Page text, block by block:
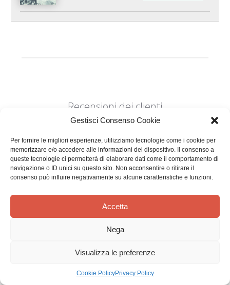
Gestisci Consenso Cookie
Per fornire le migliori esperienze, utilizziamo tecnologie come i cookie per
memorizzare e/o accedere alle informazioni del dispositivo. Il consenso a
queste tecnologie ci permetterà di elaborare dati come il comportamento di
navigazione o ID unici su questo sito. Non acconsentire o ritirare il
consenso può influire negativamente su alcune caratteristiche e funzioni.
Accetta
Nega
Visualizza le preferenze
Cookie PolicyPrivacy Policy
Recensioni dei clienti
Siamo in cerca di stelle!
Comunicaci cosa ne pensi
Sii il primo a scrivere una
recensione